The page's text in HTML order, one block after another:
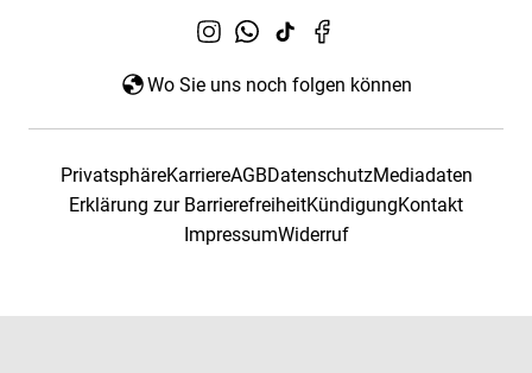
Wo Sie uns noch folgen können
PrivatsphäreKarriereAGBDatenschutzMediadaten
Erklärung zur BarrierefreiheitKündigungKontakt
ImpressumWiderruf